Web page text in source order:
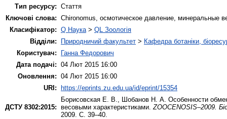
Тип ресурсу: Стаття
Ключові слова: Chironomus, осмотическое давление, минеральные
Класифікатор: Q Наука > QL Зоологія
Відділи:
Природничий факультет > Кафедра ботаніки,
Користувач:
Ганна Федорович
Дата подачі: 04 Лют 2015 16:00
Оновлення: 04 Лют 2015 16:00
URI: https://eprints.zu.edu.ua/id/eprint/15354
ДСТУ 8302:2015:
Борисовская Е. В. Шобанов Н. А. Особенности
весовыми характеристиками. ZOOCENOSIS–2009.
2009. С. 39–40.